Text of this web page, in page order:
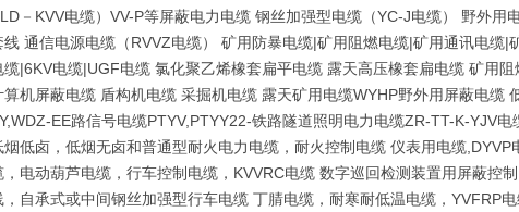
－KVV电缆）VV-P等屏蔽电力电缆 钢丝加强型电缆（YC-J电缆） 野外
线 通信电源电缆（RVVZ电缆） 矿用防暴电缆|矿用阻燃电缆|矿用通讯电缆
缆|6KV电缆|UGF电缆 氯化聚乙烯橡套扁平电缆 露天高压橡套扁电缆 矿用
算机屏蔽电缆 盾构机电缆 采掘机电缆 露天矿用电缆WYHP野外用屏蔽电缆
EE路信号电缆PTYV,PTYY22-铁路隧道照明电力电缆ZR-TT-K-YJV
烟低卤，低烟无卤和普通型耐火电力电缆，耐火控制电缆 仪表用电缆
，电动葫芦电缆，行车控制电缆，KVVRC电缆 数字巡回检测装置用屏蔽控
，自承式或中间钢丝加强型行车电缆 丁腈电缆，耐寒耐低温电缆，